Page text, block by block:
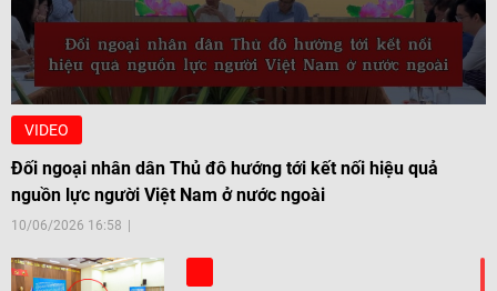
VIDEO
Đối ngoại nhân dân Thủ đô hướng tới kết nối hiệu quả
nguồn lực người Việt Nam ở nước ngoài
10/06/2026 16:58